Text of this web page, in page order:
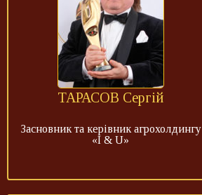
ТАРАСОВ Сергій
Засновник та керівник агрохолдингу
«І & U»